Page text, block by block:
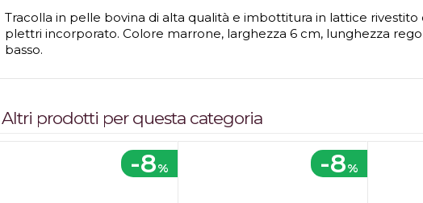
Tracolla in pelle bovina di alta qualità e imbottitura in lattice
plettri incorporato. Colore marrone, larghezza 6 cm, lunghezza
basso.
Altri prodotti per questa categoria
-8% -8%